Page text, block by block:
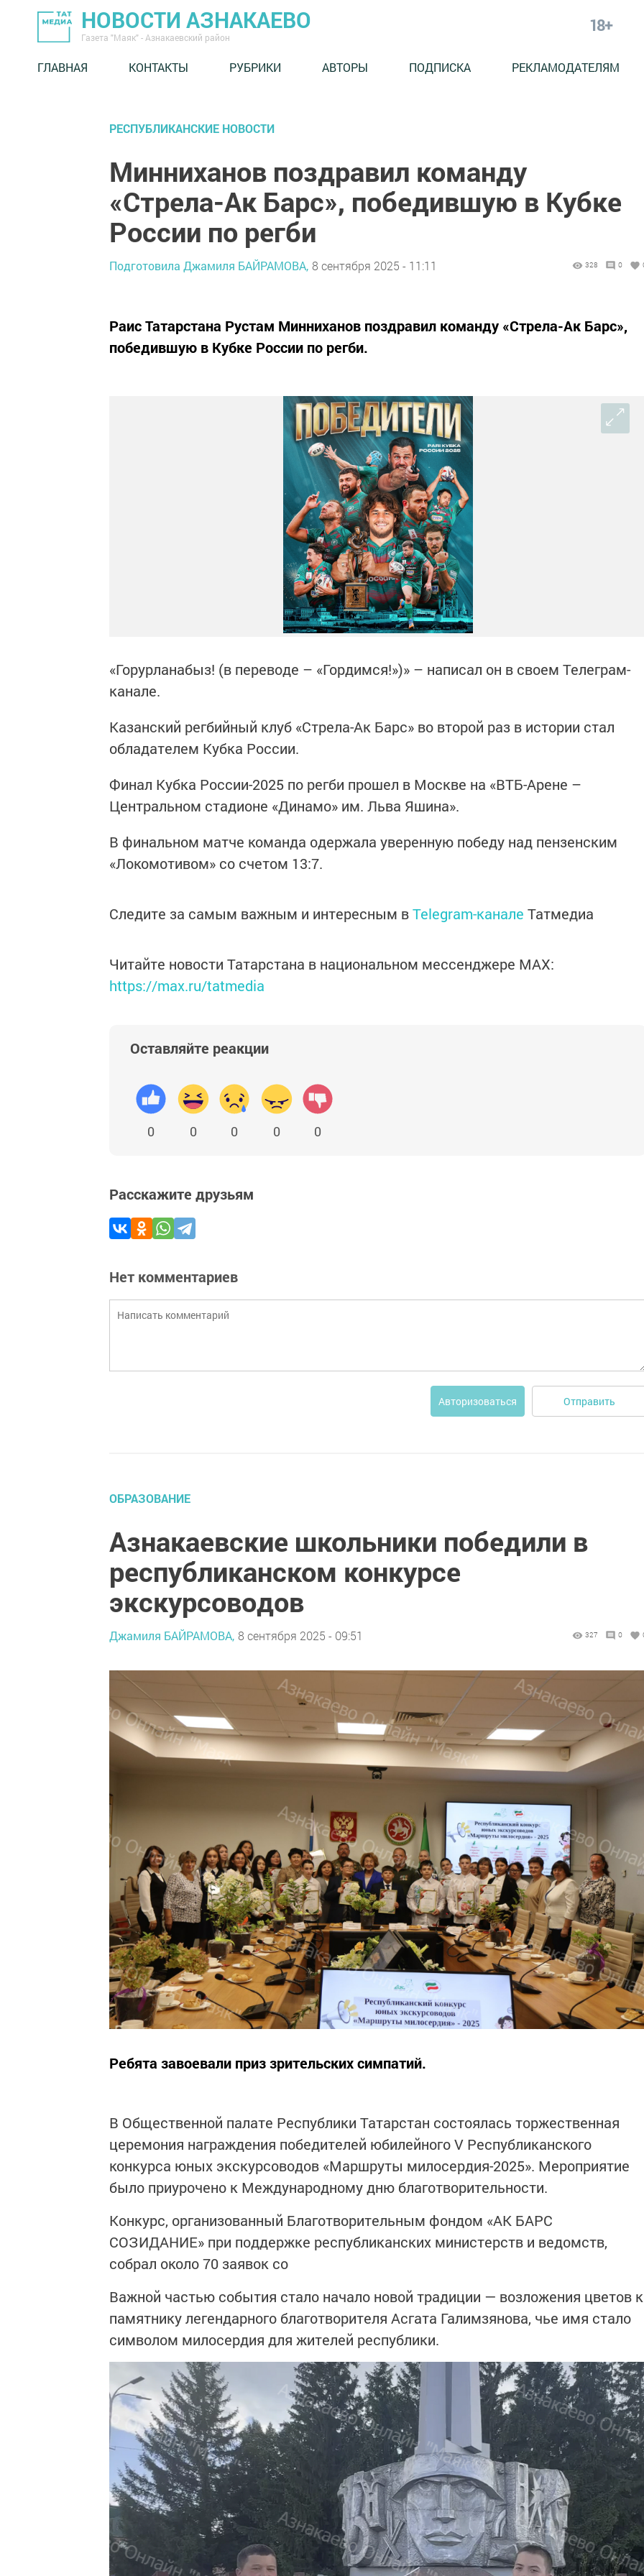
НОВОСТИ АЗНАКАЕВО
Газета "Маяк" - Азнакаевский район
18+
ГЛАВНАЯ КОНТАКТЫ РУБРИКИ АВТОРЫ ПОДПИСКА РЕКЛАМОДАТЕЛЯМ
РЕСПУБЛИКАНСКИЕ НОВОСТИ
Минниханов поздравил команду
«Стрела-Ак Барс», победившую в Кубке
России по регби
Подготовила Джамиля БАЙРАМОВА, 8 сентября 2025 - 11:11 328 0
Раис Татарстана Рустам Минниханов поздравил команду «Стрела-Ак Барс»,
победившую в Кубке России по регби.
«Горурланабыз! (в переводе – «Гордимся!»)» – написал он в своем Телеграм-
канале.
Казанский регбийный клуб «Стрела-Ак Барс» во второй раз в истории стал
обладателем Кубка России.
Финал Кубка России-2025 по регби прошел в Москве на «ВТБ-Арене –
Центральном стадионе «Динамо» им. Льва Яшина».
В финальном матче команда одержала уверенную победу над пензенским
«Локомотивом» со счетом 13:7.
Следите за самым важным и интересным вTelegram-канале Татмедиа
Читайте новости Татарстана в национальном мессенджере MАХ:
https://max.ru/tatmedia
Оставляйте реакции
0 0 0 0 0
Расскажите друзьям
Нет комментариев
Авторизоваться Отправить
ОБРАЗОВАНИЕ
Азнакаевские школьники победили в
республиканском конкурсе
экскурсоводов
Джамиля БАЙРАМОВА, 8 сентября 2025 - 09:51 327 0
Ребята завоевали приз зрительских симпатий.
В Общественной палате Республики Татарстан состоялась торжественная
церемония награждения победителей юбилейного V Республиканского
конкурса юных экскурсоводов «Маршруты милосердия-2025». Мероприятие
было приурочено к Международному дню благотворительности.
Конкурс, организованный Благотворительным фондом «АК БАРС
СОЗИДАНИЕ» при поддержке республиканских министерств и ведомств,
собрал около 70 заявок со
Важной частью события стало начало новой традиции — возложения цветов к
памятнику легендарного благотворителя Асгата Галимзянова, чье имя стало
символом милосердия для жителей республики.